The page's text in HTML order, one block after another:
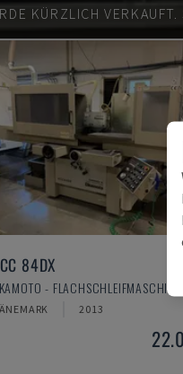
KÜRZLICH VERKAUFT.
84DX
- FLACHSCHLEIFMASCHINE
2013